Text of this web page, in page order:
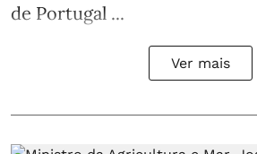
de Portugal ...
Ver mais